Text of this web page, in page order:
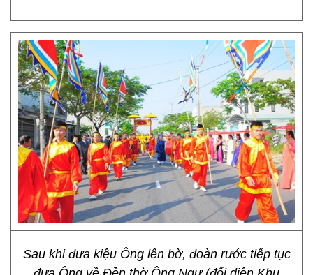
Sau khi đưa kiệu Ông lên bờ, đoàn rước tiếp tục